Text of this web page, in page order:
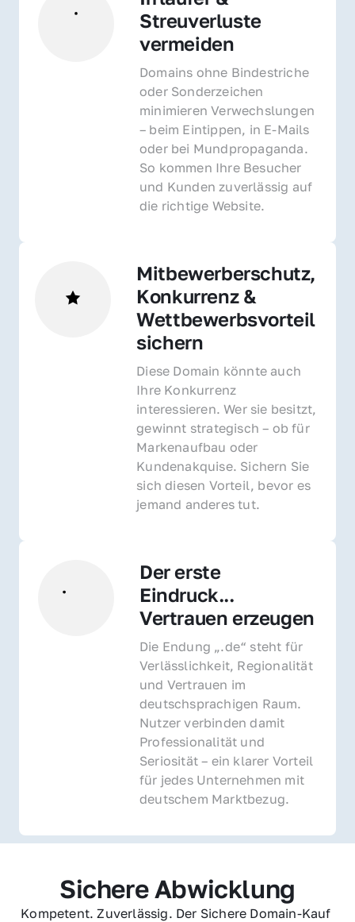
Streuverluste
vermeiden
Domains ohne Bindestriche
oder Sonderzeichen
minimieren Verwechslungen
– beim Eintippen, in E-Mails
oder bei Mundpropaganda.
So kommen Ihre Besucher
und Kunden zuverlässig auf
die richtige Website.
Mitbewerberschutz,
Konkurrenz &
Wettbewerbsvorteil
sichern
Diese Domain könnte auch
Ihre Konkurrenz
interessieren. Wer sie besitzt,
gewinnt strategisch – ob für
Markenaufbau oder
Kundenakquise. Sichern Sie
sich diesen Vorteil, bevor es
jemand anderes tut.
Der erste
Eindruck...
Vertrauen erzeugen
Die Endung „.de“ steht für
Verlässlichkeit, Regionalität
und Vertrauen im
deutschsprachigen Raum.
Nutzer verbinden damit
Professionalität und
Seriosität – ein klarer Vorteil
für jedes Unternehmen mit
deutschem Marktbezug.
Sichere Abwicklung
Kompetent. Zuverlässig. Der Sichere Domain-Kauf